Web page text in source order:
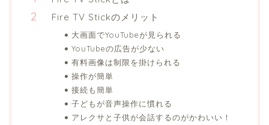
Fire TV Stickのメリット
大画面でYouTubeが見られる
YouTubeの広告が少ない
有料画像は制限を掛けられる
操作が簡単
接続も簡単
子どもが音声操作に慣れる
アレクサと子供が会話するのがかわいい！